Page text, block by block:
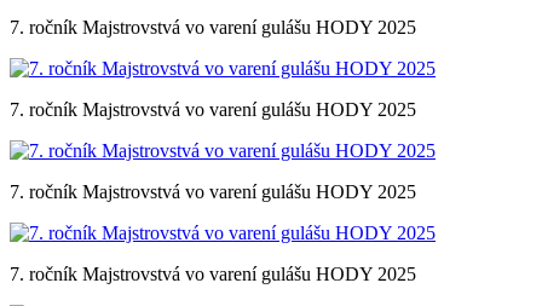
7. ročník Majstrovstvá vo varení gulášu HODY 2025
7. ročník Majstrovstvá vo varení gulášu HODY 2025
7. ročník Majstrovstvá vo varení gulášu HODY 2025
7. ročník Majstrovstvá vo varení gulášu HODY 2025